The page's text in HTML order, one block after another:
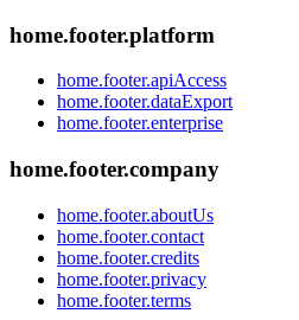
home.footer.platform
home.footer.apiAccess
home.footer.dataExport
home.footer.enterprise
home.footer.company
home.footer.aboutUs
home.footer.contact
home.footer.credits
home.footer.privacy
home.footer.terms